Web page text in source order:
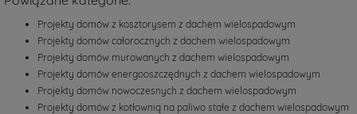
Projekty domów z kosztorysem z dachem wielospadowym
Projekty domów całorocznych z dachem wielospadowym
Projekty domów murowanych z dachem wielospadowym
Projekty domów energooszczędnych z dachem wielospadowym
Projekty domów nowoczesnych z dachem wielospadowym
Projekty domów z kotłownią na paliwo stałe z dachem wielospadowym